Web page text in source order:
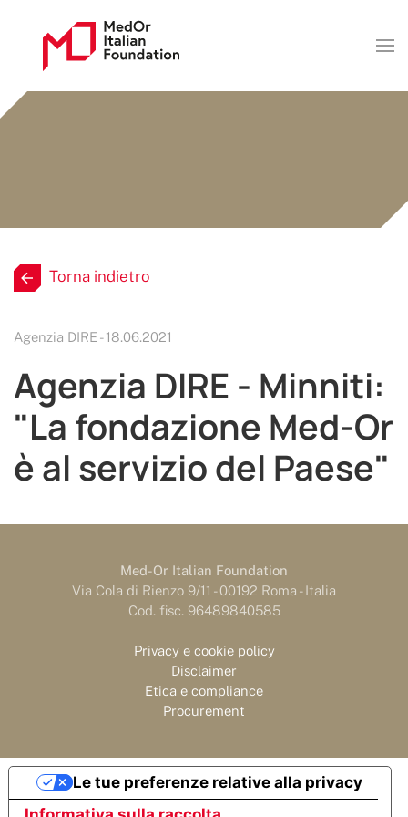
Torna indietro
Agenzia DIRE - 18.06.2021
Agenzia DIRE - Minniti:
"La fondazione Med-Or
è al servizio del Paese"
Med-Or Italian Foundation
Via Cola di Rienzo 9/11 - 00192 Roma - Italia
Cod. fisc. 96489840585
Privacy e cookie policy
Disclaimer
Etica e compliance
Procurement
Le tue preferenze relative alla privacy